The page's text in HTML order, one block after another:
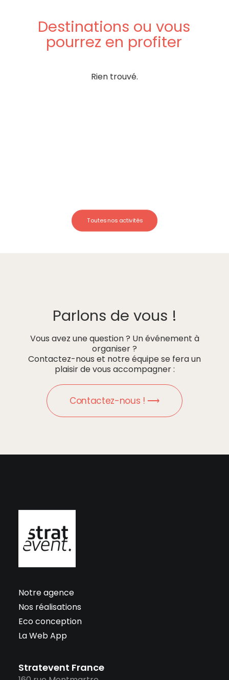
Destinations ou vous
pourrez en profiter
Rien trouvé.
Toutes nos activités
Parlons de vous !
Vous avez une question ? Un événement à
organiser ?
Contactez-nous et notre équipe se fera un
plaisir de vous accompagner :
Contactez-nous ! ⟶
Notre agence
Nos réalisations
Eco conception
La Web App
Stratevent France